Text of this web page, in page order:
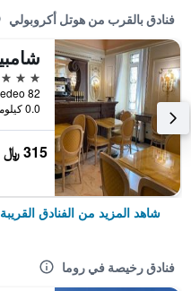
فنادق بالقرب من هوتل أكروبولي
4 نجوم
0.0 كيلومتر عن وسط المدينة
315 ﷼
شاهد المزيد من الفنادق القريبة
فنادق رخيصة في روما